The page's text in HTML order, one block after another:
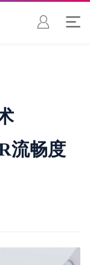
流畅度